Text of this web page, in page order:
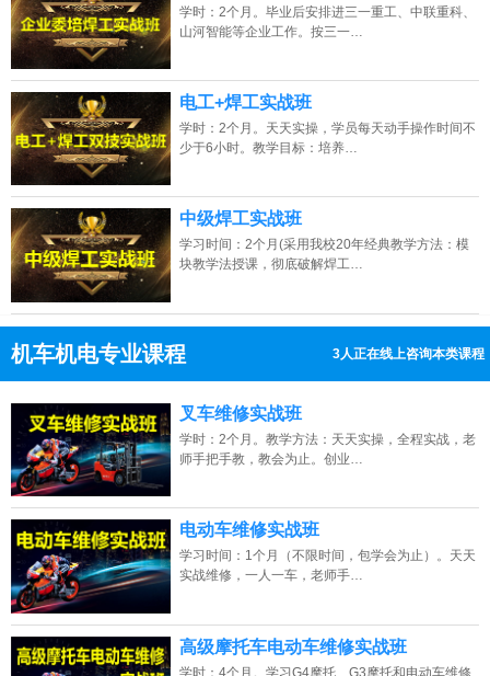
学时：2个月。毕业后安排进三一重工、中联重科、
山河智能等企业工作。按三一…
电工+焊工实战班
学时：2个月。天天实操，学员每天动手操作时间不
少于6小时。教学目标：培养…
中级焊工实战班
学习时间：2个月(采用我校20年经典教学方法：模
块教学法授课，彻底破解焊工…
机车机电专业课程 9人正在线上咨询本类课程
点击免费咨询电话：13807313137
叉车维修实战班
学时：2个月。教学方法：天天实操，全程实战，老
师手把手教，教会为止。创业…
电动车维修实战班
学习时间：1个月（不限时间，包学会为止）。天天
实战维修，一人一车，老师手…
高级摩托车电动车维修实战班
学时：4个月。学习G4摩托、G3摩托和电动车维修